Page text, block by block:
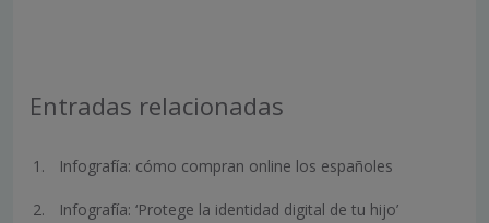
Entradas relacionadas
Infografía: cómo compran online los españoles
Infografía: ‘Protege la identidad digital de tu hijo’